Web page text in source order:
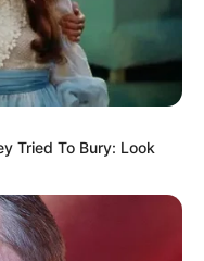
Tried To Bury: Look